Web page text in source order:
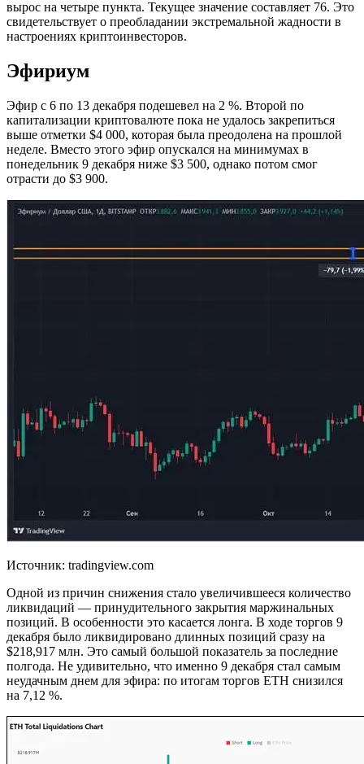
вырос на четыре пункта. Текущее значение составляет 76. Это
свидетельствует о преобладании экстремальной жадности в
настроениях криптоинвесторов.
Эфириум
Эфир с 6 по 13 декабря подешевел на 2 %. Второй по
капитализации криптовалюте пока не удалось закрепиться
выше отметки $4 000, которая была преодолена на прошлой
неделе. Вместо этого эфир опускался на минимумах в
понедельник 9 декабря ниже $3 500, однако потом смог
отрасти до $3 900.
Источник: tradingview.com
Одной из причин снижения стало увеличившееся количество
ликвидаций — принудительного закрытия маржинальных
позиций. В особенности это касается лонга. В ходе торгов 9
декабря было ликвидировано длинных позиций сразу на
$218,917 млн. Это самый большой показатель за последние
полгода. Не удивительно, что именно 9 декабря стал самым
неудачным днем для эфира: по итогам торгов ETH снизился
на 7,12 %.